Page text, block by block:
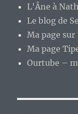
L'Âne à Nath
Le blog de
Ma page sur
Ma page
Ourtube –